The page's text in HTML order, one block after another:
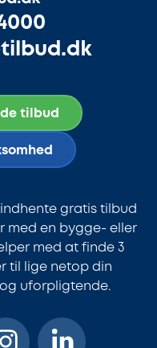
tilbud
gratis tilbud
med en bygge- eller
med at finde 3
til lige netop din
uforpligtende.